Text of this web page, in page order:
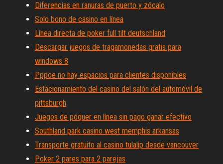
Diferencias en ranuras de puerto y zócalo
Solo bono de casino en línea
Línea directa de poker full tilt deutschland
Descargar juegos de tragamonedas gratis para
windows 8
Pppoe no hay espacios para clientes disponibles
Estacionamiento del casino del salón del automóvil de
pittsburgh
Juegos de póquer en línea sin pago ganar efectivo
Southland park casino west memphis arkansas
Transporte gratuito al casino tulalip desde vancouver
Poker 2 pares para 2 parejas